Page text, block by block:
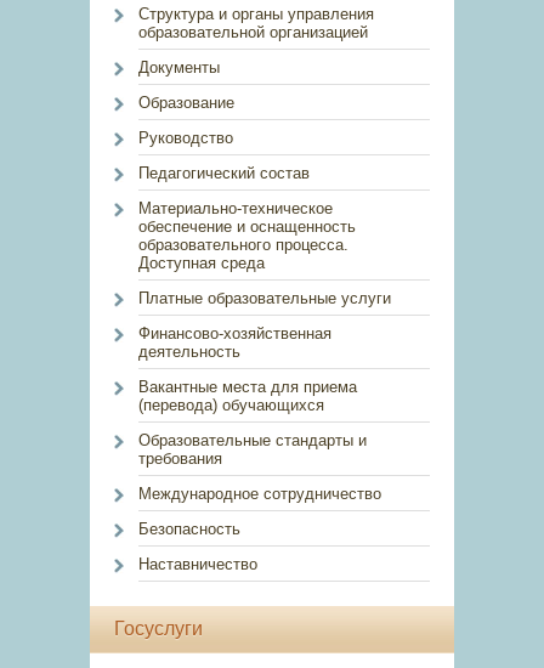
Структура и органы управления
образовательной организацией
Документы
Образование
Руководство
Педагогический состав
Материально-техническое
обеспечение и оснащенность
образовательного процесса.
Доступная среда
Платные образовательные услуги
Финансово-хозяйственная
деятельность
Вакантные места для приема
(перевода) обучающихся
Образовательные стандарты и
требования
Международное сотрудничество
Безопасность
Наставничество
Госуслуги